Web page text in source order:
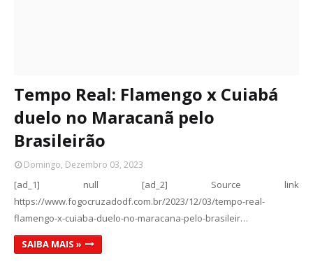
Tempo Real: Flamengo x Cuiabá
duelo no Maracanã pelo
Brasileirão
Domingo, Dezembro 03, 2023
[ad_1] null [ad_2] Source link
https://www.fogocruzadodf.com.br/2023/12/03/tempo-real-
flamengo-x-cuiaba-duelo-no-maracana-pelo-brasileir…
SAIBA MAIS »